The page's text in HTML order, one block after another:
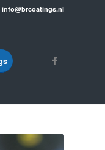
info@brcoatings.nl